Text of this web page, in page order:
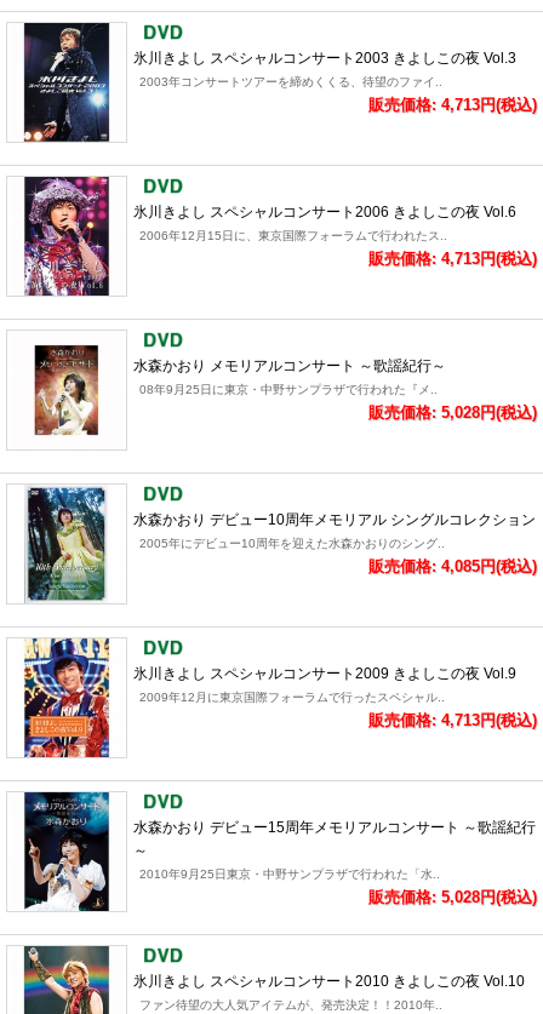
氷川きよし スペシャルコンサート2003 きよしこの夜 Vol.3
2003年コンサートツアーを締めくくる、待望のファイ..
販売価格: 4,713円(税込)
氷川きよし スペシャルコンサート2006 きよしこの夜 Vol.6
2006年12月15日に、東京国際フォーラムで行われたス..
販売価格: 4,713円(税込)
水森かおり メモリアルコンサート ～歌謡紀行～
08年9月25日に東京・中野サンプラザで行われた『メ..
販売価格: 5,028円(税込)
水森かおり デビュー10周年メモリアル シングルコレクション
2005年にデビュー10周年を迎えた水森かおりのシング..
販売価格: 4,085円(税込)
氷川きよし スペシャルコンサート2009 きよしこの夜 Vol.9
2009年12月に東京国際フォーラムで行ったスペシャル..
販売価格: 4,713円(税込)
水森かおり デビュー15周年メモリアルコンサート ～歌謡紀行
～
2010年9月25日東京・中野サンプラザで行われた「水..
販売価格: 5,028円(税込)
氷川きよし スペシャルコンサート2010 きよしこの夜 Vol.10
ファン待望の大人気アイテムが、発売決定！！2010年..